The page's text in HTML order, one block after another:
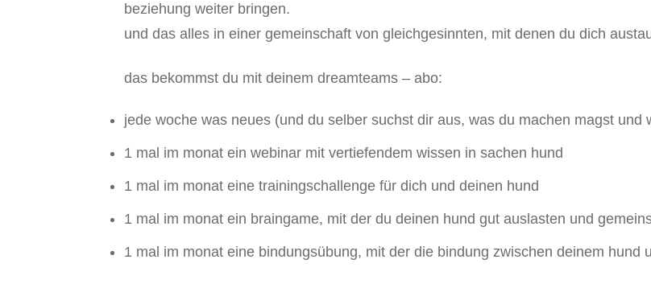
beziehung weiter bringen.
und das alles in einer gemeinschaft von gleichgesinnten, mit denen du dich
das bekommst du mit deinem dreamteams – abo:
jede woche was neues (und du selber suchst dir aus, was du machen magst und
1 mal im monat ein webinar mit vertiefendem wissen in sachen hund
1 mal im monat eine trainingschallenge für dich und deinen hund
1 mal im monat ein braingame, mit der du deinen hund gut auslasten und
1 mal im monat eine bindungsübung, mit der die bindung zwischen deinem hund